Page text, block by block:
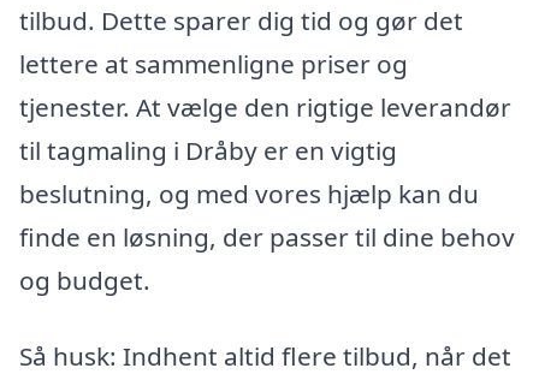
tilbud. Dette sparer dig tid og gør det
lettere at sammenligne priser og
tjenester. At vælge den rigtige leverandør
til tagmaling i Dråby er en vigtig
beslutning, og med vores hjælp kan du
finde en løsning, der passer til dine behov
og budget.
Så husk: Indhent altid flere tilbud, når det